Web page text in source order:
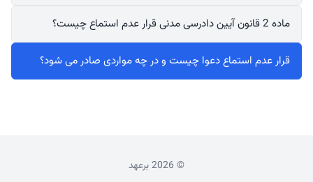
ماده 2 قانون آیین دادرسی مدنی قرار عدم استماع چیست؟
قرار عدم استماع دعوا چیست و در چه مواردی صادر می شود؟
© 2026 برعهد